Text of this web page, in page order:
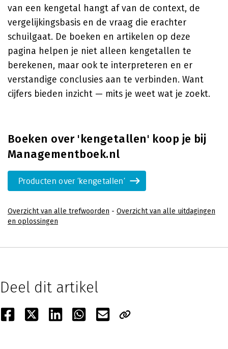
van een kengetal hangt af van de context, de
vergelijkingsbasis en de vraag die erachter
schuilgaat. De boeken en artikelen op deze
pagina helpen je niet alleen kengetallen te
berekenen, maar ook te interpreteren en er
verstandige conclusies aan te verbinden. Want
cijfers bieden inzicht — mits je weet wat je zoekt.
Boeken over 'kengetallen' koop je bij
Managementboek.nl
Producten over 'kengetallen'
Overzicht van alle trefwoorden - Overzicht van alle uitdagingen
en oplossingen
Deel dit artikel